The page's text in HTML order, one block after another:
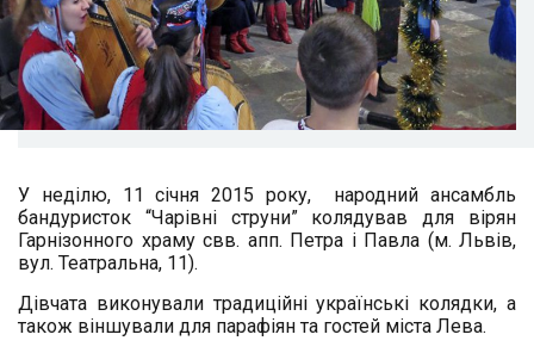
У неділю, 11 січня 2015 року, народний ансамбль
бандуристок “Чарівні струни” колядував для вірян
Гарнізонного храму свв. апп. Петра і Павла (м. Львів,
вул. Театральна, 11).
Дівчата виконували традиційні українські колядки, а
також віншували для парафіян та гостей міста Лева.